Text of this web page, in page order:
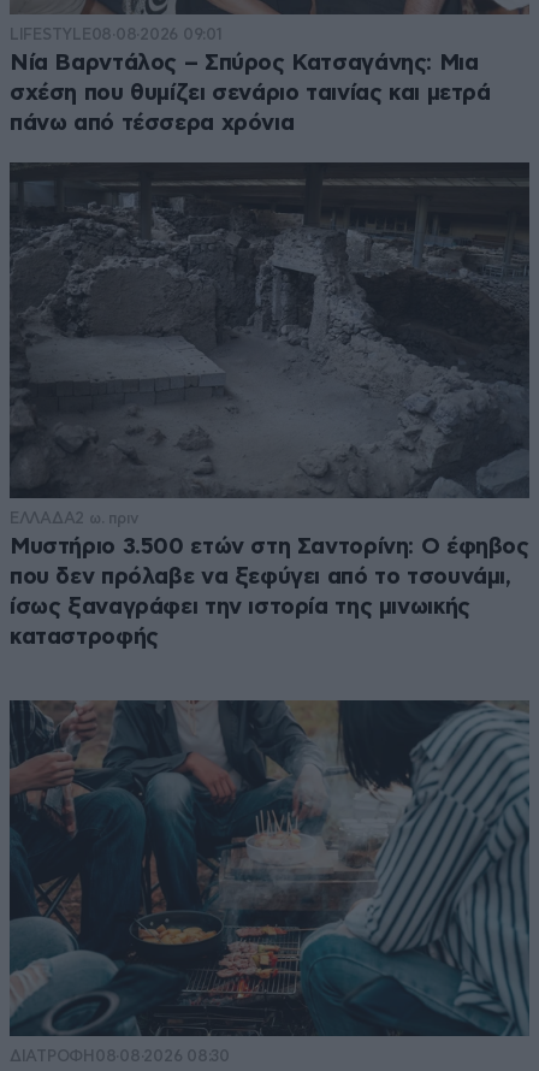
LIFESTYLE08·08·2026 09:01
Νία Βαρντάλος – Σπύρος Κατσαγάνης: Μια
σχέση που θυμίζει σενάριο ταινίας και μετρά
πάνω από τέσσερα χρόνια
ΕΛΛΑΔΑ2 ω. πριν
Μυστήριο 3.500 ετών στη Σαντορίνη: Ο έφηβος
που δεν πρόλαβε να ξεφύγει από το τσουνάμι,
ίσως ξαναγράφει την ιστορία της μινωικής
καταστροφής
ΔΙΑΤΡΟΦΗ 08·08·2026 08:30